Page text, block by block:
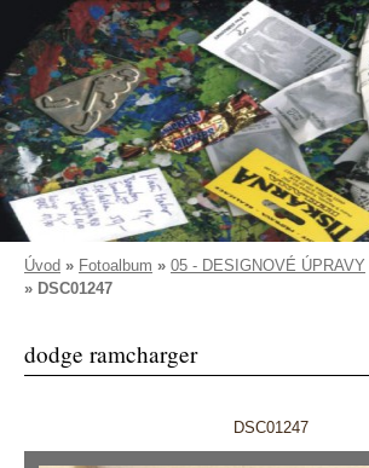
Úvod » Fotoalbum » 05 - DESIGNOVÉ ÚPRAVY
» DSC01247
dodge ramcharger
DSC01247